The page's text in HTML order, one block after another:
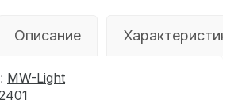
Описание Характеристики
MW-Light